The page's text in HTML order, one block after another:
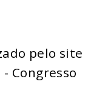
pelo site
Congresso